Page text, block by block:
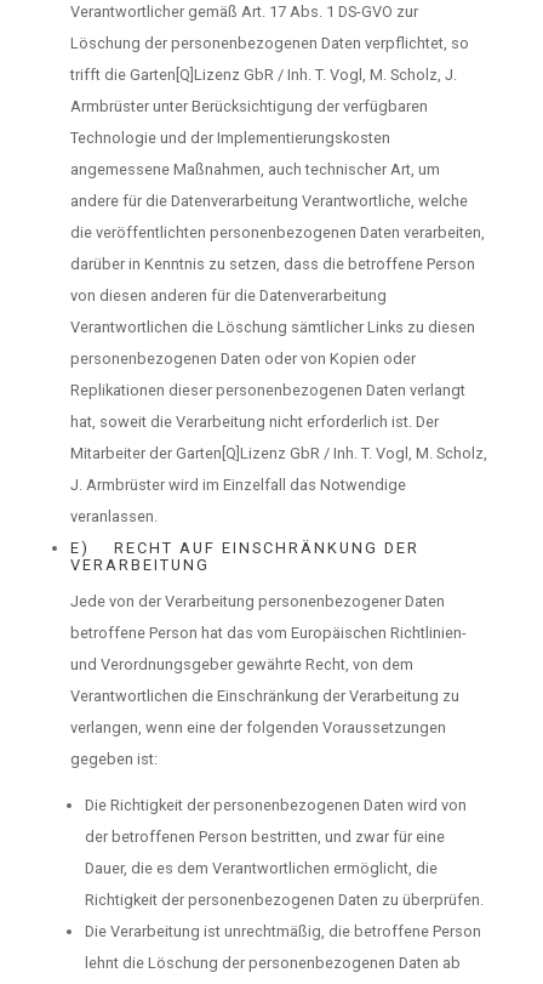
Verantwortlicher gemäß Art. 17 Abs. 1 DS-GVO zur
Löschung der personenbezogenen Daten verpflichtet, so
trifft die Garten[Q]Lizenz GbR / Inh. T. Vogl, M. Scholz, J.
Armbrüster unter Berücksichtigung der verfügbaren
Technologie und der Implementierungskosten
angemessene Maßnahmen, auch technischer Art, um
andere für die Datenverarbeitung Verantwortliche, welche
die veröffentlichten personenbezogenen Daten verarbeiten,
darüber in Kenntnis zu setzen, dass die betroffene Person
von diesen anderen für die Datenverarbeitung
Verantwortlichen die Löschung sämtlicher Links zu diesen
personenbezogenen Daten oder von Kopien oder
Replikationen dieser personenbezogenen Daten verlangt
hat, soweit die Verarbeitung nicht erforderlich ist. Der
Mitarbeiter der Garten[Q]Lizenz GbR / Inh. T. Vogl, M. Scholz,
J. Armbrüster wird im Einzelfall das Notwendige
veranlassen.
E) RECHT AUF EINSCHRÄNKUNG DER
VERARBEITUNG
Jede von der Verarbeitung personenbezogener Daten
betroffene Person hat das vom Europäischen Richtlinien-
und Verordnungsgeber gewährte Recht, von dem
Verantwortlichen die Einschränkung der Verarbeitung zu
verlangen, wenn eine der folgenden Voraussetzungen
gegeben ist:
Die Richtigkeit der personenbezogenen Daten wird von
der betroffenen Person bestritten, und zwar für eine
Dauer, die es dem Verantwortlichen ermöglicht, die
Richtigkeit der personenbezogenen Daten zu überprüfen.
Die Verarbeitung ist unrechtmäßig, die betroffene Person
lehnt die Löschung der personenbezogenen Daten ab